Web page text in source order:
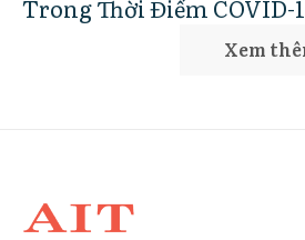
Trong Thời Điểm COVID-
Xem